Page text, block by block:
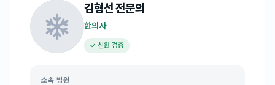
김형선전문의
한의사
✓ 신원 검증
소속 병원